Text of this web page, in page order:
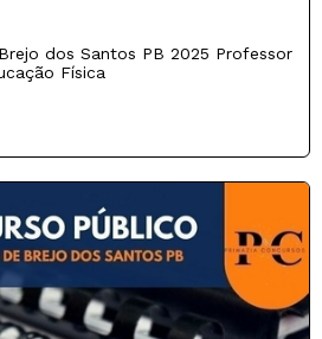
dos Santos PB 2025 Professor
Física